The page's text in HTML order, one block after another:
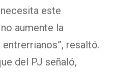
este
aumente la
resaltó.
del PJ señaló,